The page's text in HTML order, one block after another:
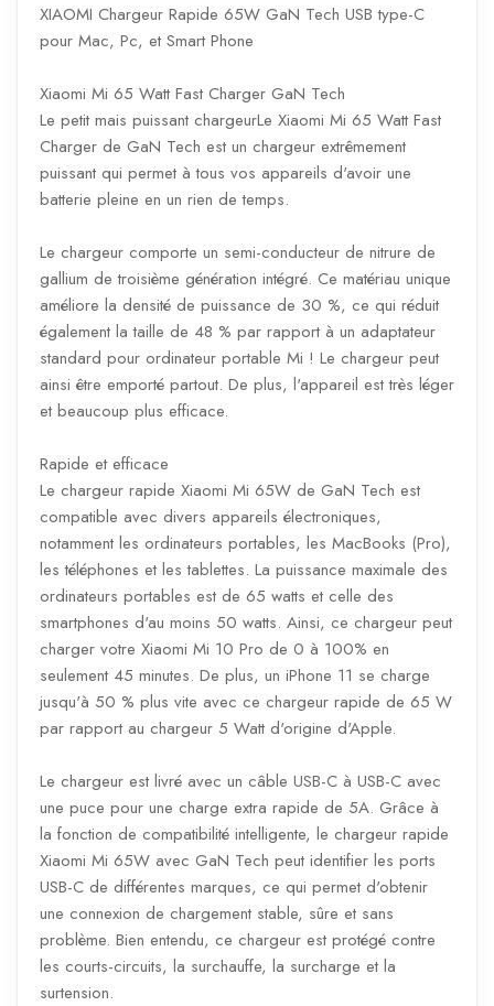
XIAOMI Chargeur Rapide 65W GaN Tech USB type-C
pour Mac, Pc, et Smart Phone
Xiaomi Mi 65 Watt Fast Charger GaN Tech
Le petit mais puissant chargeurLe Xiaomi Mi 65 Watt Fast
Charger de GaN Tech est un chargeur extrêmement
puissant qui permet à tous vos appareils d'avoir une
batterie pleine en un rien de temps.
Le chargeur comporte un semi-conducteur de nitrure de
gallium de troisième génération intégré. Ce matériau unique
améliore la densité de puissance de 30 %, ce qui réduit
également la taille de 48 % par rapport à un adaptateur
standard pour ordinateur portable Mi ! Le chargeur peut
ainsi être emporté partout. De plus, l'appareil est très léger
et beaucoup plus efficace.
Rapide et efficace
Le chargeur rapide Xiaomi Mi 65W de GaN Tech est
compatible avec divers appareils électroniques,
notamment les ordinateurs portables, les MacBooks (Pro),
les téléphones et les tablettes. La puissance maximale des
ordinateurs portables est de 65 watts et celle des
smartphones d'au moins 50 watts. Ainsi, ce chargeur peut
charger votre Xiaomi Mi 10 Pro de 0 à 100% en
seulement 45 minutes. De plus, un iPhone 11 se charge
jusqu'à 50 % plus vite avec ce chargeur rapide de 65 W
par rapport au chargeur 5 Watt d'origine d'Apple.
Le chargeur est livré avec un câble USB-C à USB-C avec
une puce pour une charge extra rapide de 5A. Grâce à
la fonction de compatibilité intelligente, le chargeur rapide
Xiaomi Mi 65W avec GaN Tech peut identifier les ports
USB-C de différentes marques, ce qui permet d'obtenir
une connexion de chargement stable, sûre et sans
problème. Bien entendu, ce chargeur est protégé contre
les courts-circuits, la surchauffe, la surcharge et la
surtension.